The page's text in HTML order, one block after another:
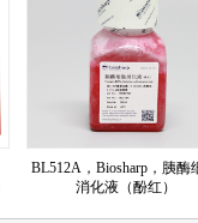
BL512A，Biosharp，胰酶
消化液（酚红）